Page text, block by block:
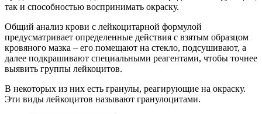
так и способностью воспринимать окраску.
Общий анализ крови с лейкоцитарной формулой
предусматривает определенные действия с взятым образцом
кровяного мазка – его помещают на стекло, подсушивают, а
далее подкрашивают специальными реагентами, чтобы точнее
выявить группы лейкоцитов.
В некоторых из них есть гранулы, реагирующие на окраску.
Эти виды лейкоцитов называют гранулоцитами.